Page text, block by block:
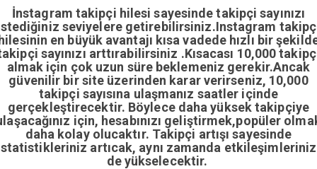
İnstagram takipçi hilesi sayesinde takipçi sayınızı
seviyelere getirebilirsiniz.Instagram
en büyük avantajı kısa vadede hızlı bir
sayınızı arttırabilirsiniz .Kısacası 10,000
almak için çok uzun süre beklemeniz gerekir.Ancak
güvenilir bir site üzerinden karar verirseniz, 10,000
takipçi sayısına ulaşmanız saatler içinde
gerçekleştirecektir. Böylece daha yüksek takipçiye
için, hesabınızı geliştirmek,popüler
daha kolay olucaktır. Takipçi artışı sayesinde
artıcak, aynı zamanda
de yükselecektir.